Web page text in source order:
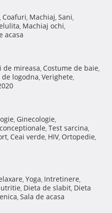
, Coafuri, Machiaj, Sani,
, Machiaj ochi,
acasa
de mireasa, Costume de baie,
de logodna, Verighete,
, Ginecologie,
, Test sarcina,
, Ceai verde, HIV, Ortopedie,
, Yoga, Intretinere,
, Dieta de slabit, Dieta
, Sala de acasa